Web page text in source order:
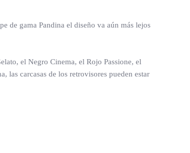
de gama Pandina el diseño va aún más lejos
el Negro Cinema, el Rojo Passione, el
las carcasas de los retrovisores pueden estar